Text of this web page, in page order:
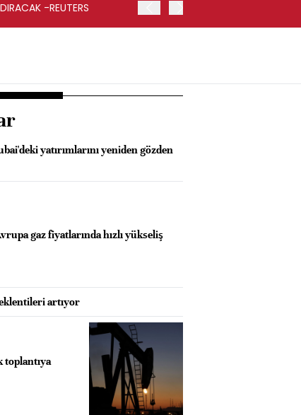
-REUTERS
yatırımlarını yeniden gözden
gaz fiyatlarında hızlı yükseliş
artıyor
toplantıya